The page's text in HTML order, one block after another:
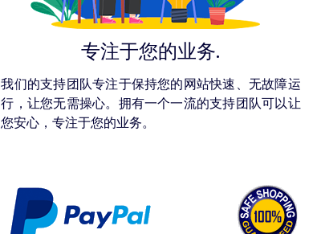
专注于您的业务.
我们的支持团队专注于保持您的网站快速、无故障运
行，让您无需操心。拥有一个一流的支持团队可以让
您安心，专注于您的业务。